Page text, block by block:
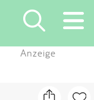
×
Anzeige